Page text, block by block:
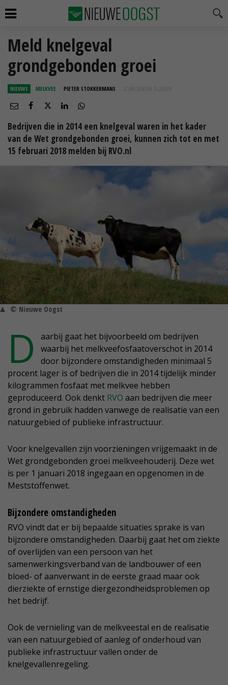
Meld knelgeval
grondgebonden groei
NIEUWS MELKVEE PIETER STOKKERMANS 22 JAN 2018 OM 15:23
Bedrijven die in 2014 een knelgeval waren in het kader
van de Wet grondgebonden groei, kunnen zich tot en met
15 februari 2018 melden bij RVO.nl
© Nieuwe Oogst
D
aarbij gaat het bijvoorbeeld om bedrijven
waarbij het melkveefosfaatoverschot in 2014
door bijzondere omstandigheden minimaal 5
procent lager is of bedrijven die in 2014 tijdelijk minder
kilogrammen fosfaat met melkvee hebben
geproduceerd. Ook denkt RVO aan bedrijven die meer
grond in gebruik hadden vanwege de realisatie van een
natuurgebied of publieke infrastructuur.
Voor knelgevallen zijn voorzieningen vrijgemaakt in de
Wet grondgebonden groei melkveehouderij. Deze wet
is per 1 januari 2018 ingegaan en opgenomen in de
Meststoffenwet.
Bijzondere omstandigheden
RVO vindt dat er bij bepaalde situaties sprake is van
bijzondere omstandigheden. Daarbij gaat het om ziekte
of overlijden van een persoon van het
samenwerkingsverband van de landbouwer of een
bloed- of aanverwant in de eerste graad maar ook
dierziekte of ernstige diergezondheidsproblemen op
het bedrijf.
Ook de vernieling van de melkveestal en de realisatie
van een natuurgebied of aanleg of onderhoud van
publieke infrastructuur vallen onder de
knelgevallenregeling.